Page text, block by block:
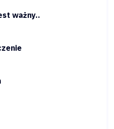
ważny..